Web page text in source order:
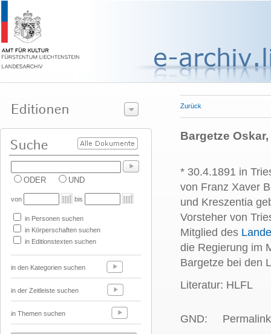
ODER UND
von bis
in Personen suchen
in Körperschaften suchen
in Editionstexten suchen
in den Kategorien suchen
in der Zeitleiste suchen
in Themen suchen
Zurück
Bargetze
* 30.4.1891 in
von Franz Xaver
und Kreszentia
Vorsteher von
Mitglied des
die Regierung im
Bargetze bei den
Literatur: HLFL
GND: